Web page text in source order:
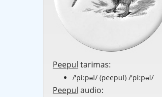
Peepul tarimas:
/'pi:pəl/ (peepul) /'pi:pəl/
Peepul audio: